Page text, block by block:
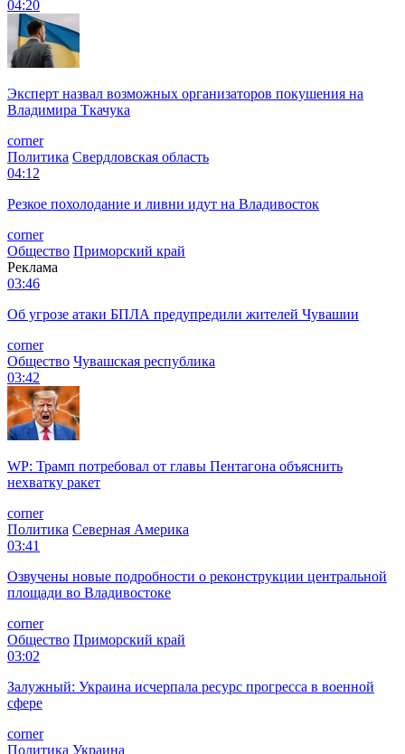
04:20
Эксперт назвал возможных организаторов покушения на
Владимира Ткачука
corner
Политика Свердловская область
04:12
Резкое похолодание и ливни идут на Владивосток
corner
Общество Приморский край
Реклама
03:46
Об угрозе атаки БПЛА предупредили жителей Чувашии
corner
Общество Чувашская республика
03:42
WP: Трамп потребовал от главы Пентагона объяснить
нехватку ракет
corner
Политика Северная Америка
03:41
Озвучены новые подробности о реконструкции центральной
площади во Владивостоке
corner
Общество Приморский край
03:02
Залужный: Украина исчерпала ресурс прогресса в военной
сфере
corner
Политика Украина